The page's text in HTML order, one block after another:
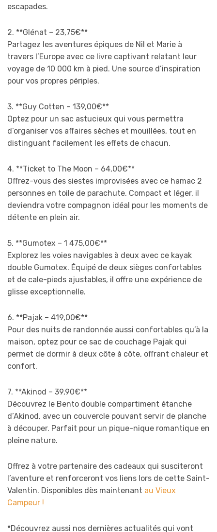
escapades.
2. **Glénat – 23,75€**
Partagez les aventures épiques de Nil et Marie à
travers l’Europe avec ce livre captivant relatant leur
voyage de 10 000 km à pied. Une source d’inspiration
pour vos propres périples.
3. **Guy Cotten – 139,00€**
Optez pour un sac astucieux qui vous permettra
d’organiser vos affaires sèches et mouillées, tout en
distinguant facilement les effets de chacun.
4. **Ticket to The Moon – 64,00€**
Offrez-vous des siestes improvisées avec ce hamac 2
personnes en toile de parachute. Compact et léger, il
deviendra votre compagnon idéal pour les moments de
détente en plein air.
5. **Gumotex – 1 475,00€**
Explorez les voies navigables à deux avec ce kayak
double Gumotex. Équipé de deux sièges confortables
et de cale-pieds ajustables, il offre une expérience de
glisse exceptionnelle.
6. **Pajak – 419,00€**
Pour des nuits de randonnée aussi confortables qu’à la
maison, optez pour ce sac de couchage Pajak qui
permet de dormir à deux côte à côte, offrant chaleur et
confort.
7. **Akinod – 39,90€**
Découvrez le Bento double compartiment étanche
d’Akinod, avec un couvercle pouvant servir de planche
à découper. Parfait pour un pique-nique romantique en
pleine nature.
Offrez à votre partenaire des cadeaux qui susciteront
l’aventure et renforceront vos liens lors de cette Saint-
Valentin. Disponibles dès maintenant au Vieux
Campeur !
*Découvrez aussi nos dernières actualités qui vont